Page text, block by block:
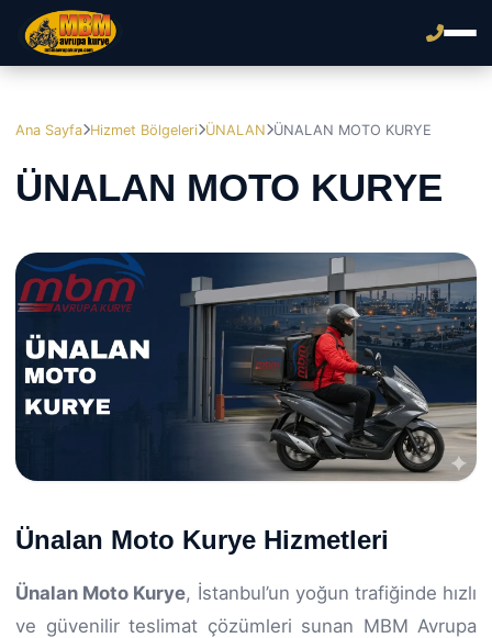
Ana Sayfa Hizmet Bölgeleri ÜNALAN ÜNALAN MOTO KURYE
ÜNALAN MOTO KURYE
Ünalan Moto Kurye Hizmetleri
Ünalan Moto Kurye, İstanbul’un yoğun trafiğinde hızlı
ve güvenilir teslimat çözümleri sunan MBM Avrupa